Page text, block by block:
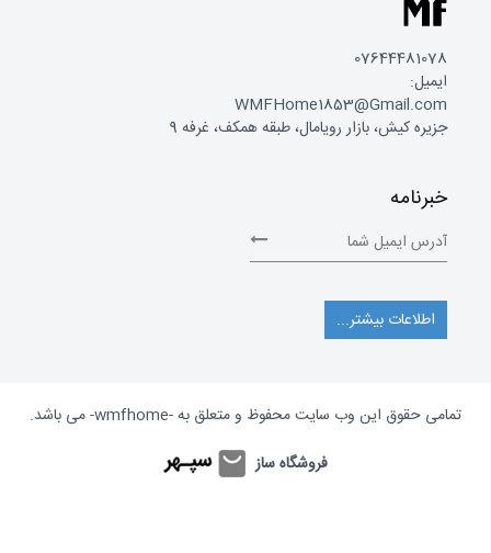
07644481078
ایمیل:
WMFHome1853@Gmail.com
جزیره کیش، بازار رویامال، طبقه همکف، غرفه 9
خبرنامه
اطلاعات بیشتر...
تمامی حقوق این وب سایت محفوظ و متعلق به -wmfhome-
می باشد.
فروشگاه ساز